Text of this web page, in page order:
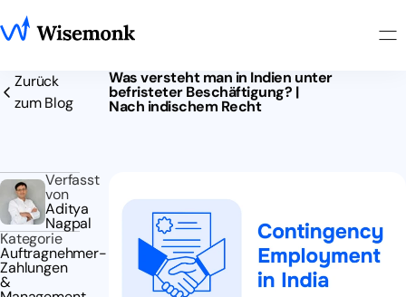
Zurück
zum Blog
Verfasst
von
Aditya
Nagpal
Kategorie
Auftragnehmer-
Zahlungen
&
Was versteht man in Indien unter
befristeter Beschäftigung? |
Nach indischem Recht